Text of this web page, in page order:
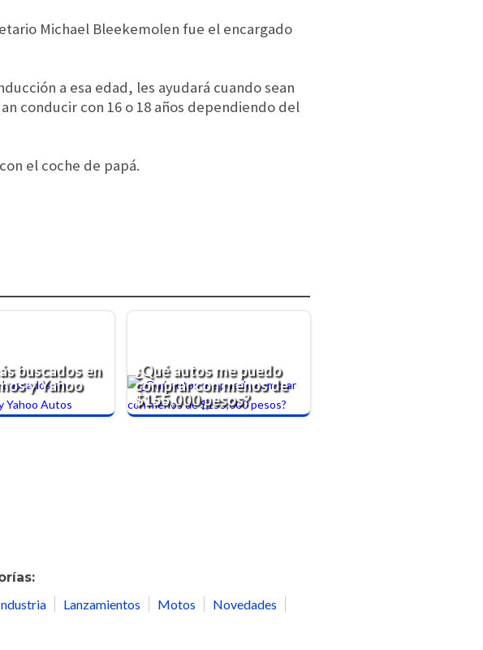
Michael Bleekemolen fue el encargado
a esa edad, les ayudará cuando sean
conducir con 16 o 18 años dependiendo del
el coche de papá.
buscados en
y Yahoo
¿Qué autos me puedo
comprar con menos de
$155,000 pesos?
Lanzamientos Motos
Novedades